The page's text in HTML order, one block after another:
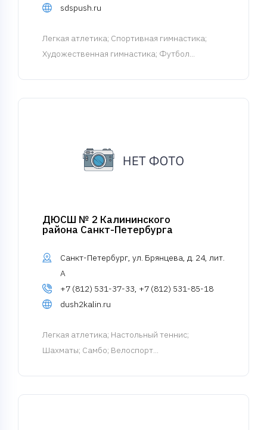
sdspush.ru
Легкая атлетика; Спортивная гимнастика;
Художественная гимнастика; Футбол...
ДЮСШ № 2 Калининского
района Санкт-Петербурга
Санкт-Петербург, ул. Брянцева, д. 24, лит.
А
+7 (812) 531-37-33, +7 (812) 531-85-18
dush2kalin.ru
Легкая атлетика; Настольный теннис;
Шахматы; Самбо; Велоспорт...